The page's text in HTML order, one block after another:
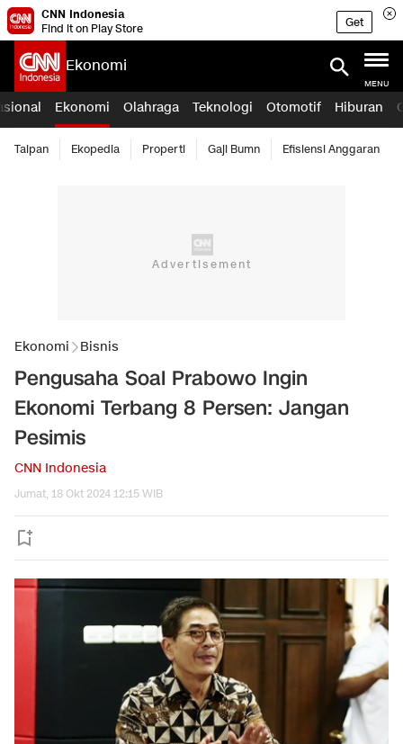
CNN Indonesia
Find it on Play Store
Get
Ekonomi
MENU
Ekonomi Olahraga Teknologi Otomotif Hiburan
Taipan Ekopedia Properti Gaji Bumn Efisiensi Anggaran
Ekonomi Bisnis
Pengusaha Soal Prabowo Ingin
Ekonomi Terbang 8 Persen: Jangan
Pesimis
CNN Indonesia
Jumat, 18 Okt 2024 12:15 WIB